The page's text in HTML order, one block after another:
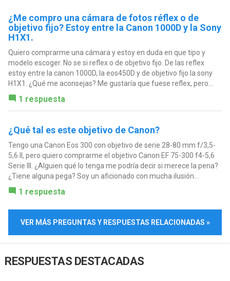
¿Me compro una cámara de fotos réflex o de
objetivo fijo? Estoy entre la Canon 1000D y la Sony
H1X1.
Quiero comprarme una cámara y estoy en duda en que tipo y
modelo escoger. No se si reflex o de objetivo fijo. De las reflex
estoy entre la canon 1000D, la eos450D y de objetivo fijo la sony
H1X1. ¿Qué me aconsejas? Me gustaría que fuese reflex, pero...
1 respuesta
¿Qué tal es este objetivo de Canon?
Tengo una Canon Eos 300 con objetivo de serie 28-80 mm f/3,5-
5,6 II, pero quiero comprarme el objetivo Canon EF 75-300 f4-5,6
Serie III. ¿Alguien qué lo tenga me podría decir si merece la pena?
¿Tiene alguna pega? Soy un aficionado con mucha ilusión...
1 respuesta
VER MÁS PREGUNTAS Y RESPUESTAS RELACIONADAS »
RESPUESTAS DESTACADAS